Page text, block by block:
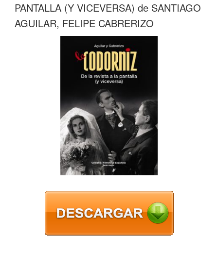
PANTALLA (Y VICEVERSA) de SANTIAGO
AGUILAR, FELIPE CABRERIZO